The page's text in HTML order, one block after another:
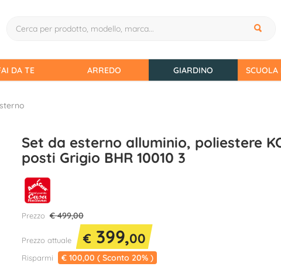
DA TE ARREDO GIARDINO SCUOLA
Set da esterno alluminio, poliestere
posti Grigio BHR 10010 3
Prezzo € 499,00
Prezzo attuale € 399,00
Risparmi € 100,00 ( Sconto 20% )